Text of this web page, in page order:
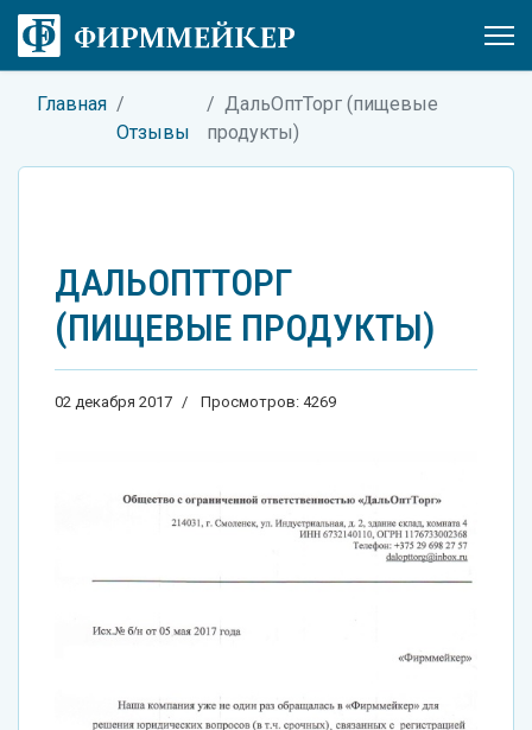
Главная
Отзывы
ДальОптТорг (пищевые
продукты)
ДАЛЬОПТТОРГ
(ПИЩЕВЫЕ ПРОДУКТЫ)
02 декабря 2017 Просмотров: 4269